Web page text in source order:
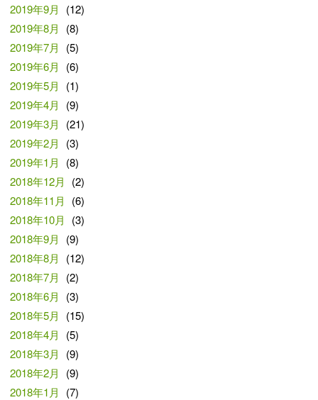
2019年9月
(12)
2019年8月
(8)
2019年7月
(5)
2019年6月
(6)
2019年5月
(1)
2019年4月
(9)
2019年3月
(21)
2019年2月
(3)
2019年1月
(8)
2018年12月
(2)
2018年11月
(6)
2018年10月
(3)
2018年9月
(9)
2018年8月
(12)
2018年7月
(2)
2018年6月
(3)
2018年5月
(15)
2018年4月
(5)
2018年3月
(9)
2018年2月
(9)
2018年1月
(7)